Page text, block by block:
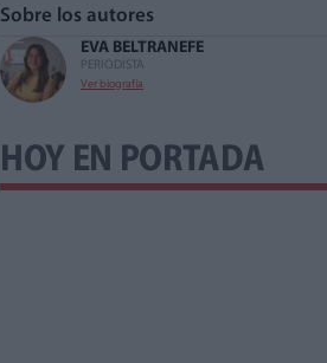
Sobre los autores
EVA BELTRAN
PERIODISTA
Ver biografía
EFE
HOY EN PORTADA